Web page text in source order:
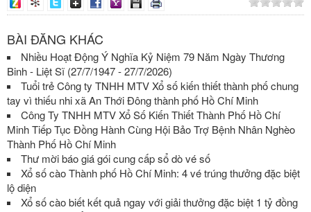
BÀI ĐĂNG KHÁC
Nhiều Hoạt Động Ý Nghĩa Kỷ Niệm 79 Năm Ngày Thương
Binh - Liệt Sĩ (27/7/1947 - 27/7/2026)
Tuổi trẻ Công ty TNHH MTV Xổ số kiến thiết thành phố chung
tay vì thiếu nhi xã An Thới Đông thành phố Hồ Chí Minh
Công Ty TNHH MTV Xổ Số Kiến Thiết Thành Phố Hồ Chí
Minh Tiếp Tục Đồng Hành Cùng Hội Bảo Trợ Bệnh Nhân Nghèo
Thành Phố Hồ Chí Minh
Thư mời báo giá gói cung cấp sổ dò vé số
Xổ số cào Thành phố Hồ Chí Minh: 4 vé trúng thưởng đặc biệt
lộ diện
Xổ số cào biết kết quả ngay với giải thưởng đặc biệt 1 tỷ đồng